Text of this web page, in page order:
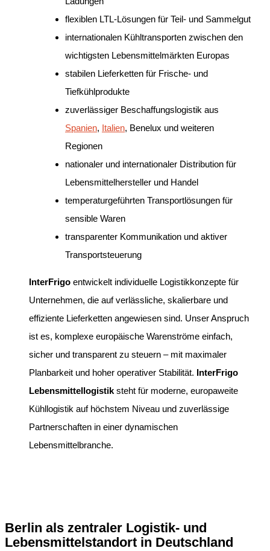
flexiblen LTL-Lösungen für Teil- und Sammelgut
internationalen Kühltransporten zwischen den
wichtigsten Lebensmittelmärkten Europas
stabilen Lieferketten für Frische- und
Tiefkühlprodukte
zuverlässiger Beschaffungslogistik aus
Spanien, Italien, Benelux und weiteren
Regionen
nationaler und internationaler Distribution für
Lebensmittelhersteller und Handel
temperaturgeführten Transportlösungen für
sensible Waren
transparenter Kommunikation und aktiver
Transportsteuerung
InterFrigo entwickelt individuelle Logistikkonzepte für
Unternehmen, die auf verlässliche, skalierbare und
effiziente Lieferketten angewiesen sind. Unser Anspruch
ist es, komplexe europäische Warenströme einfach,
sicher und transparent zu steuern – mit maximaler
Planbarkeit und hoher operativer Stabilität. InterFrigo
Lebensmittellogistiksteht für moderne, europaweite
Kühllogistik auf höchstem Niveau und zuverlässige
Partnerschaften in einer dynamischen
Lebensmittelbranche.
Berlin als zentraler Logistik- und
Lebensmittelstandort in Deutschland